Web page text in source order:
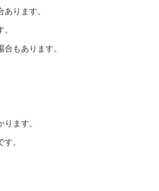
ります。
もあります。
ます。
。